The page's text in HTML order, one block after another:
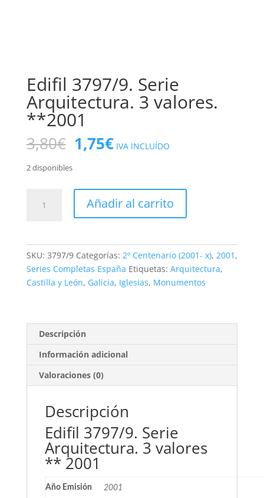
Edifil 3797/9. Serie
Arquitectura. 3 valores.
**2001
3,80€ El
precio
era:
3,80€.
1,75€El
precio
es:
1,75€.
IVA INCLUÍDO
2 disponibles
3797/9.
valores.
**2001
cantidad
Añadir al carrito
SKU: 3797/9 Categorías: 2º Centenario (2001- x), 2001 ,
Series Completas España Etiquetas: Arquitectura,
Castilla y León, Galicia, Iglesias, Monumentos
Descripción
Información adicional
Valoraciones (0)
Descripción
Edifil 3797/9. Serie
Arquitectura. 3 valores
** 2001
Año Emisión 2001